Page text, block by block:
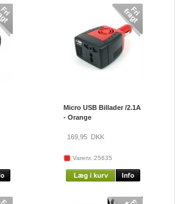
Micro USB Billader /2.1A
- Orange
169,95 DKK
Varenr. 25635